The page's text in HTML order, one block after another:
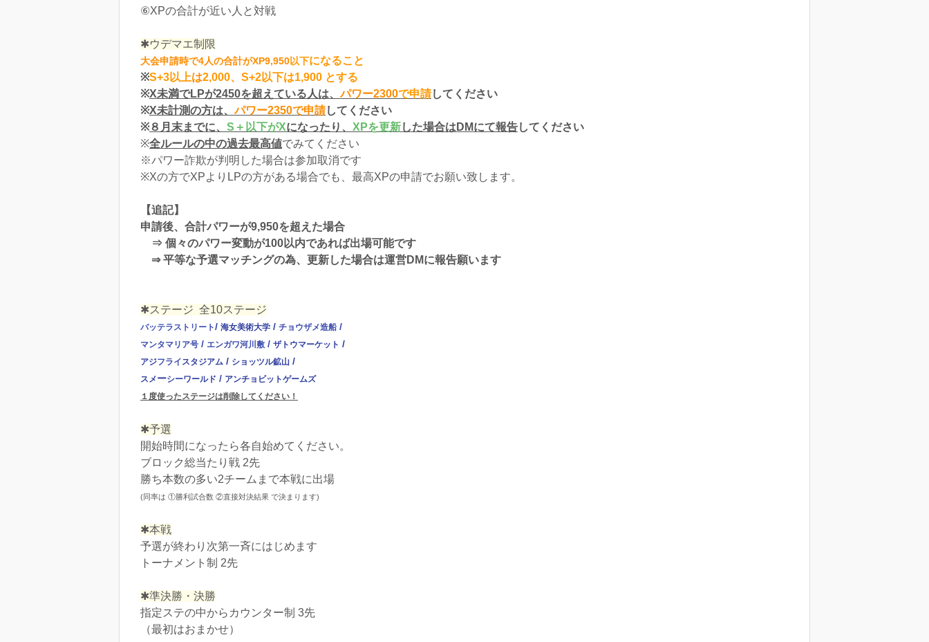
⑥XPの合計が近い人と対戦
✱ウデマエ制限
大会申請時で4人の合計がXP9,950以下になること
※S+3以上は2,000、S+2以下は1,900 とする
※X未満でLPが2450を超えている人は、パワー2300で申請してください
※X未計測の方は、パワー2350で申請してください
※８月末までに、 S＋以下がXになったり、 XPを更新した場合はDMにて報告してください
※全ルールの中の過去最高値でみてください
※パワー詐欺が判明した場合は参加取消です
※Xの方でXPよりLPの方がある場合でも、最高XPの申請でお願い致します。
【追記】
申請後、合計パワーが9,950を超えた場合
⇒ 個々のパワー変動が100以内であれば出場可能です
⇒ 平等な予選マッチングの為、更新した場合は運営DMに報告願います
✱ステージ 全10ステージ
バッテラストリート/ 海女美術大学 / チョウザメ造船/
マンタマリア号 / エンガワ河川敷 / ザトウマーケット /
アジフライスタジアム / ショッツル鉱山 /
スメーシーワールド / アンチョビットゲームズ
１度使ったステージは削除してください！
✱予選
開始時間になったら各自始めてください。
ブロック総当たり戦 2先
勝ち本数の多い2チームまで本戦に出場
(同率は ①勝利試合数 ②直接対決結果 で決まります)
✱本戦
予選が終わり次第一斉にはじめます
トーナメント制 2先
✱準決勝・決勝
指定ステの中からカウンター制 3先
（最初はおまかせ）